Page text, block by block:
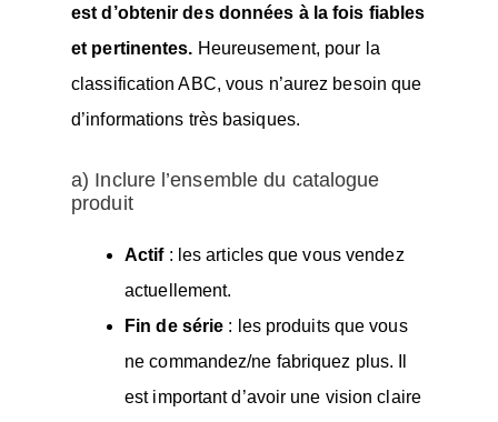
est d’obtenir des données à la fois fiables
et pertinentes. Heureusement, pour la
classification ABC, vous n’aurez besoin que
d’informations très basiques.
a) Inclure l’ensemble du catalogue
produit
Actif: les articles que vous vendez
actuellement.
Fin de série : les produits que vous
ne commandez/ne fabriquez plus. Il
est important d’avoir une vision claire